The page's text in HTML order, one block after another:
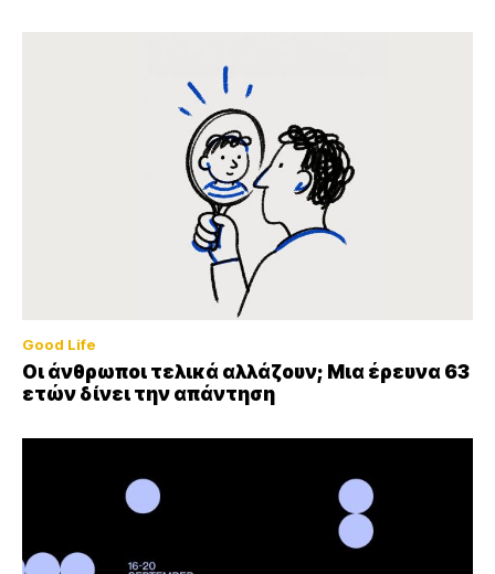
Good Life
Οι άνθρωποι τελικά αλλάζουν; Μια έρευνα 63
ετών δίνει την απάντηση